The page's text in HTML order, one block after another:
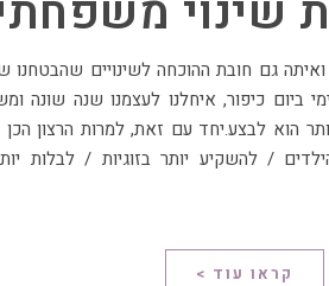
שינוי
ביום כיפור, איחלנו לעצמנו שנה שונה
הוא לבצע.יחד עם זאת, למרות הרצון הכן
/ להשקיע יותר בזוגיות / לבלות
קראו עוד >